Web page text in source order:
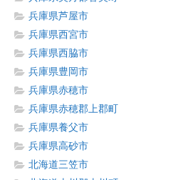
兵庫県芦屋市
兵庫県西宮市
兵庫県西脇市
兵庫県豊岡市
兵庫県赤穂市
兵庫県赤穂郡上郡町
兵庫県養父市
兵庫県高砂市
北海道三笠市